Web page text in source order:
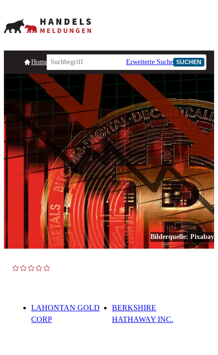
HomepageHandelsmeldungen Ad-Hoc-Meldungen
Erweiterte Suche SUCHEN
Bilderquelle:Pixabay
LAHONTAN GOLD
CORP
BERKSHIRE
HATHAWAY INC.